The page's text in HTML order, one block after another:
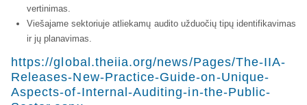
vertinimas.
Viešajame sektoriuje atliekamų audito užduočių tipų identifikavimas
ir jų planavimas.
https://global.theiia.org/news/Pages/The-IIA-
Releases-New-Practice-Guide-on-Unique-
Aspects-of-Internal-Auditing-in-the-Public-